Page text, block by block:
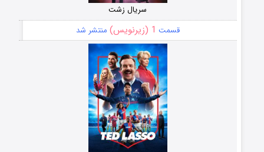
سریال زشت
قسمت 1 (زیرنویس) منتشر شد